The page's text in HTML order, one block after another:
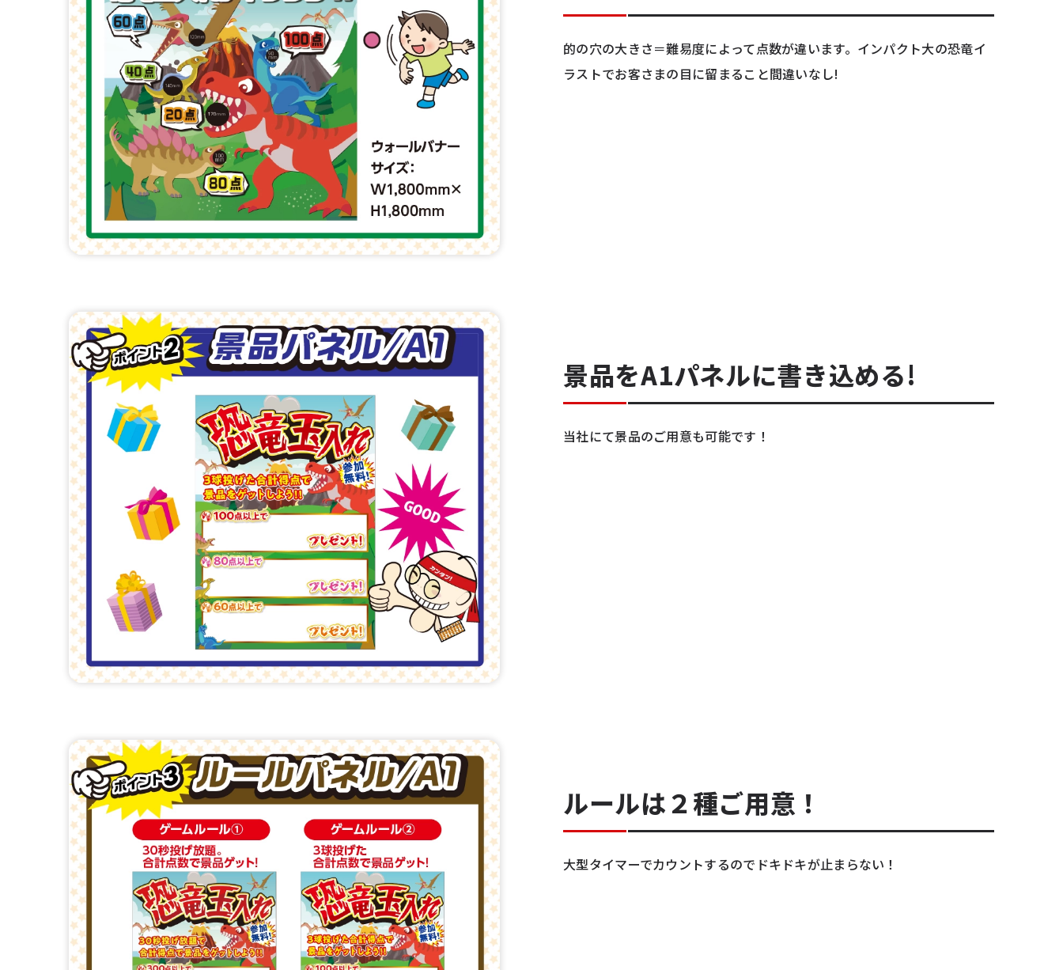
的の穴の大きさ＝難易度によって点数が違います。インパクト大の恐竜イ
ラストでお客さまの目に留まること間違いなし!
景品をA1パネルに書き込める!
当社にて景品のご用意も可能です！
ルールは２種ご用意！
大型タイマーでカウントするのでドキドキが止まらない！